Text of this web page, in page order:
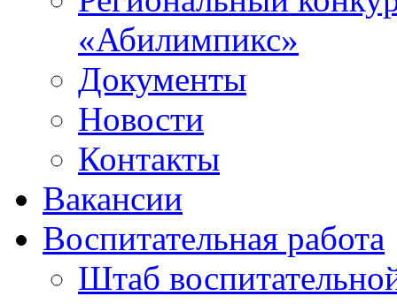
«Абилимпикс»
Документы
Новости
Контакты
Вакансии
Воспитательная работа
Штаб